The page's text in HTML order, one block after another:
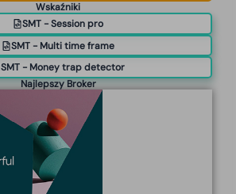
Wskaźniki
SMT - Session pro
SMT - Multi time frame
SMT - Money trap detector
Najlepszy Broker